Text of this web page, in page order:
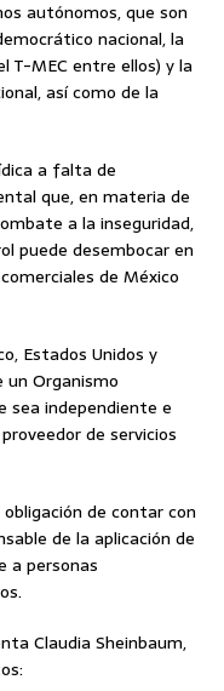
autónomos, que son
nacional, la
T-MEC entre ellos) y la
así como de la
a falta de
que, en materia de
a la inseguridad,
puede desembocar en
de México
Estados Unidos y
un Organismo
sea independiente e
de servicios
de contar con
de la aplicación de
a personas
Claudia Sheinbaum,